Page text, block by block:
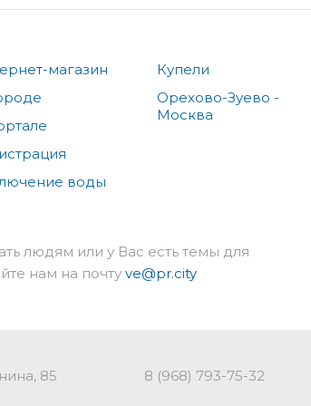
магазин
воды
Купели
Орехово-Зуево -
Москва
людям или у Вас есть темы для
нам на почту ve@pr.city
85 8 (968) 793-75-32